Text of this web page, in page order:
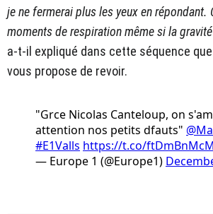
je ne fermerai plus les yeux en répondant.
moments de respiration même si la
a-t-il expliqué dans cette séquence que
vous propose de revoir.
"Grce Nicolas Canteloup, on
attention nos petits dfauts"
#E1Valls https://t.co/
— Europe 1 (@Europe1)